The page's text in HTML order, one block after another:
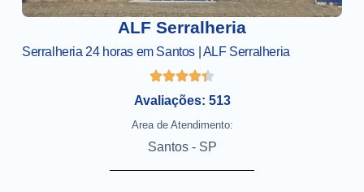
ALF Serralheria
Serralheria 24 horas em Santos | ALF Serralheria
Avaliações: 513
Area de Atendimento:
Santos - SP